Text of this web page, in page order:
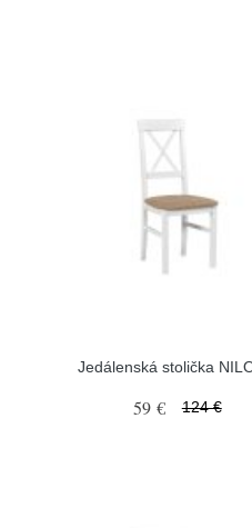
Jedálenská stolička
59 € 124 €